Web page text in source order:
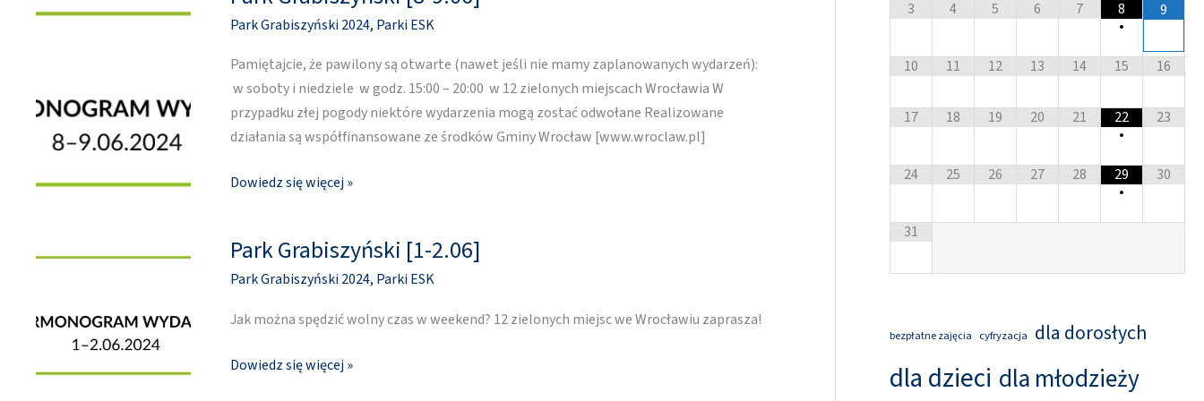
Park Grabiszyński 2024, Parki ESK
Pamiętajcie, że pawilony są otwarte (nawet jeśli nie mamy zaplanowanych wydarzeń):
w soboty i niedziele w godz. 15:00 – 20:00 w 12 zielonych miejscach Wrocławia W
przypadku złej pogody niektóre wydarzenia mogą zostać odwołane Realizowane
działania są współfinansowane ze środków Gminy Wrocław [www.wroclaw.pl]
Grabiszyński
9.06]
Dowiedz się więcej »
Park Grabiszyński [1-2.06]
Park Grabiszyński 2024, Parki ESK
Jak można spędzić wolny czas w weekend? 12 zielonych miejsc we Wrocławiu zaprasza!
Park
Grabiszyński
2.06]
Dowiedz się więcej »
3 4 5 6 7
8
•
9
10 11 12 13 14 15 16
17 18 19 20 21
22
•
23
24 25 26 27 28
29
•
30
31
bezpłatne zajęcia cyfryzacja dla dorosłych
dla dzieci dla młodzieży